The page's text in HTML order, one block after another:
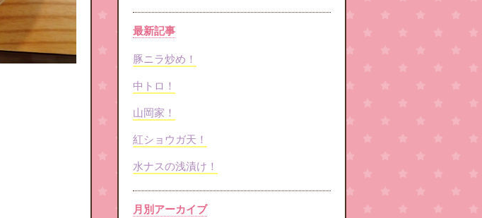
最新記事
豚ニラ炒め！
中トロ！
山岡家！
紅ショウガ天！
水ナスの浅漬け！
月別アーカイブ